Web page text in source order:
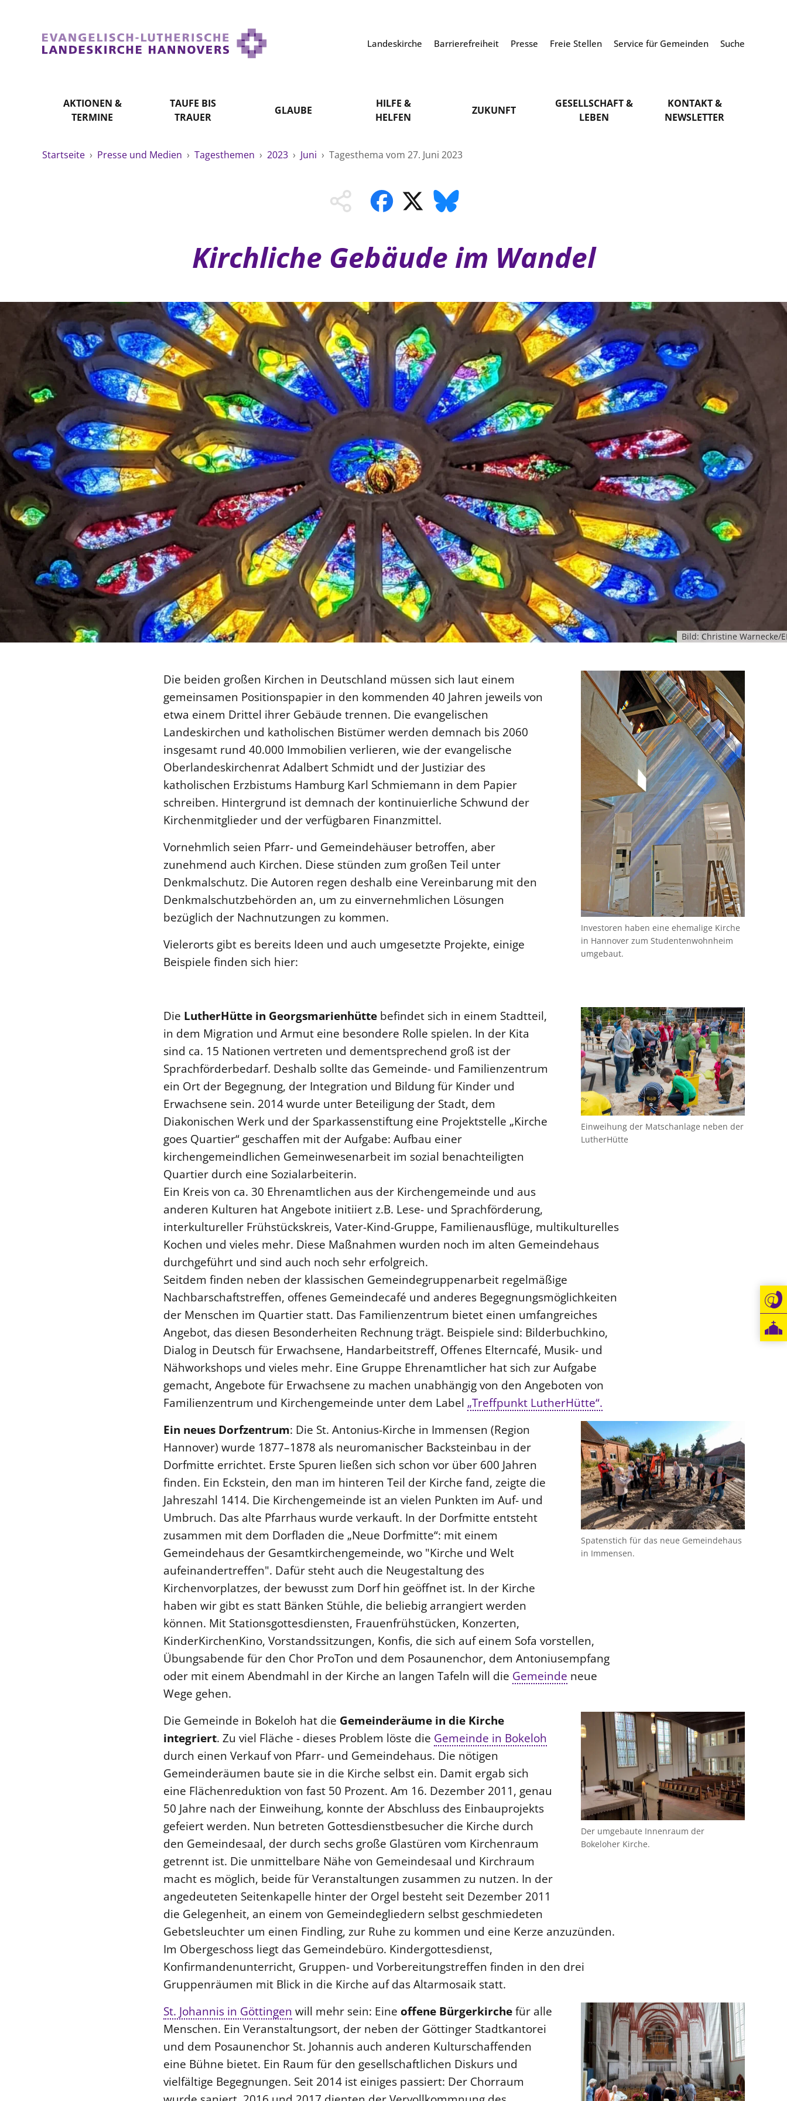
Landeskirche Barrierefreiheit Presse Freie Stellen Service für Gemeinden Suche
AKTIONEN &
TERMINE
TAUFE BIS
TRAUER
GLAUBE
HILFE &
HELFEN
ZUKUNFT
GESELLSCHAFT &
LEBEN
KONTAKT &
NEWSLETTER
Startseite › Presse und Medien › Tagesthemen › 2023 › Juni › Tagesthema vom 27. Juni 2023
Kirchliche Gebäude im Wandel
Bild: Christine Warnecke/
Investoren haben eine ehemalige Kirche
in Hannover zum Studentenwohnheim
umgebaut.
Die beiden großen Kirchen in Deutschland müssen sich laut einem
gemeinsamen Positionspapier in den kommenden 40 Jahren jeweils von
etwa einem Drittel ihrer Gebäude trennen. Die evangelischen
Landeskirchen und katholischen Bistümer werden demnach bis 2060
insgesamt rund 40.000 Immobilien verlieren, wie der evangelische
Oberlandeskirchenrat Adalbert Schmidt und der Justiziar des
katholischen Erzbistums Hamburg Karl Schmiemann in dem Papier
schreiben. Hintergrund ist demnach der kontinuierliche Schwund der
Kirchenmitglieder und der verfügbaren Finanzmittel.
Vornehmlich seien Pfarr- und Gemeindehäuser betroffen, aber
zunehmend auch Kirchen. Diese stünden zum großen Teil unter
Denkmalschutz. Die Autoren regen deshalb eine Vereinbarung mit den
Denkmalschutzbehörden an, um zu einvernehmlichen Lösungen
bezüglich der Nachnutzungen zu kommen.
Vielerorts gibt es bereits Ideen und auch umgesetzte Projekte, einige
Beispiele finden sich hier:
Einweihung der Matschanlage neben der
LutherHütte
Die LutherHütte in Georgsmarienhüttebefindet sich in einem Stadtteil,
in dem Migration und Armut eine besondere Rolle spielen. In der Kita
sind ca. 15 Nationen vertreten und dementsprechend groß ist der
Sprachförderbedarf. Deshalb sollte das Gemeinde- und Familienzentrum
ein Ort der Begegnung, der Integration und Bildung für Kinder und
Erwachsene sein. 2014 wurde unter Beteiligung der Stadt, dem
Diakonischen Werk und der Sparkassenstiftung eine Projektstelle „Kirche
goes Quartier“ geschaffen mit der Aufgabe: Aufbau einer
kirchengemeindlichen Gemeinwesenarbeit im sozial benachteiligten
Quartier durch eine Sozialarbeiterin.
Ein Kreis von ca. 30 Ehrenamtlichen aus der Kirchengemeinde und aus
anderen Kulturen hat Angebote initiiert z.B. Lese- und Sprachförderung,
interkultureller Frühstückskreis, Vater-Kind-Gruppe, Familienausflüge, multikulturelles
Kochen und vieles mehr. Diese Maßnahmen wurden noch im alten Gemeindehaus
durchgeführt und sind auch noch sehr erfolgreich.
Seitdem finden neben der klassischen Gemeindegruppenarbeit regelmäßige
Nachbarschaftstreffen, offenes Gemeindecafé und anderes Begegnungsmöglichkeiten
der Menschen im Quartier statt. Das Familienzentrum bietet einen umfangreiches
Angebot, das diesen Besonderheiten Rechnung trägt. Beispiele sind: Bilderbuchkino,
Dialog in Deutsch für Erwachsene, Handarbeitstreff, Offenes Elterncafé, Musik- und
Nähworkshops und vieles mehr. Eine Gruppe Ehrenamtlicher hat sich zur Aufgabe
gemacht, Angebote für Erwachsene zu machen unabhängig von den Angeboten von
Familienzentrum und Kirchengemeinde unter dem Label „Treffpunkt LutherHütte“.
Spatenstich für das neue Gemeindehaus
in Immensen.
Ein neues Dorfzentrum: Die St. Antonius-Kirche in Immensen (Region
Hannover) wurde 1877–1878 als neuromanischer Backsteinbau in der
Dorfmitte errichtet. Erste Spuren ließen sich schon vor über 600 Jahren
finden. Ein Eckstein, den man im hinteren Teil der Kirche fand, zeigte die
Jahreszahl 1414. Die Kirchengemeinde ist an vielen Punkten im Auf- und
Umbruch. Das alte Pfarrhaus wurde verkauft. In der Dorfmitte entsteht
zusammen mit dem Dorfladen die „Neue Dorfmitte“: mit einem
Gemeindehaus der Gesamtkirchengemeinde, wo "Kirche und Welt
aufeinandertreffen". Dafür steht auch die Neugestaltung des
Kirchenvorplatzes, der bewusst zum Dorf hin geöffnet ist. In der Kirche
haben wir gibt es statt Bänken Stühle, die beliebig arrangiert werden
können. Mit Stationsgottesdiensten, Frauenfrühstücken, Konzerten,
KinderKirchenKino, Vorstandssitzungen, Konfis, die sich auf einem Sofa vorstellen,
Übungsabende für den Chor ProTon und dem Posaunenchor, dem Antoniusempfang
oder mit einem Abendmahl in der Kirche an langen Tafeln will die Gemeinde neue
Wege gehen.
Der umgebaute Innenraum der
Bokeloher Kirche.
Die Gemeinde in Bokeloh hat die Gemeinderäume in die Kirche
integriert. Zu viel Fläche - dieses Problem löste die Gemeinde in Bokeloh
durch einen Verkauf von Pfarr- und Gemeindehaus. Die nötigen
Gemeinderäumen baute sie in die Kirche selbst ein. Damit ergab sich
eine Flächenreduktion von fast 50 Prozent. Am 16. Dezember 2011, genau
50 Jahre nach der Einweihung, konnte der Abschluss des Einbauprojekts
gefeiert werden. Nun betreten Gottesdienstbesucher die Kirche durch
den Gemeindesaal, der durch sechs große Glastüren vom Kirchenraum
getrennt ist. Die unmittelbare Nähe von Gemeindesaal und Kirchraum
macht es möglich, beide für Veranstaltungen zusammen zu nutzen. In der
angedeuteten Seitenkapelle hinter der Orgel besteht seit Dezember 2011
die Gelegenheit, an einem von Gemeindegliedern selbst geschmiedeten
Gebetsleuchter um einen Findling, zur Ruhe zu kommen und eine Kerze anzuzünden.
Im Obergeschoss liegt das Gemeindebüro. Kindergottesdienst,
Konfirmandenunterricht, Gruppen- und Vorbereitungstreffen finden in den drei
Gruppenräumen mit Blick in die Kirche auf das Altarmosaik statt.
St. Johannis in Göttingen will mehr sein: Eine offene Bürgerkirchefür alle
Menschen. Ein Veranstaltungsort, der neben der Göttinger Stadtkantorei
und dem Posaunenchor St. Johannis auch anderen Kulturschaffenden
eine Bühne bietet. Ein Raum für den gesellschaftlichen Diskurs und
vielfältige Begegnungen. Seit 2014 ist einiges passiert: Der Chorraum